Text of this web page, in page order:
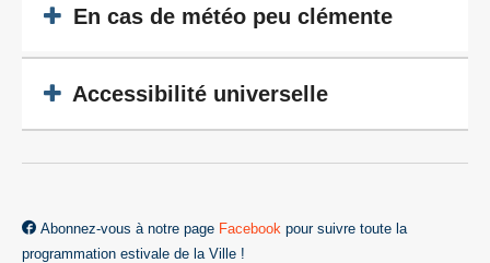
En cas de météo peu clémente
Accessibilité universelle
Abonnez-vous à notre page Facebook pour suivre toute la
programmation estivale de la Ville !